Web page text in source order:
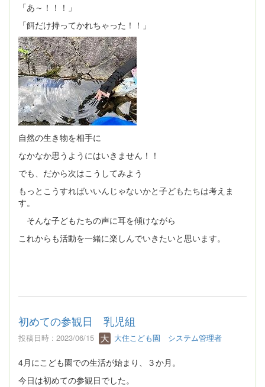
「あ～！！！」
「餌だけ持ってかれちゃった！！」
自然の生き物を相手に
なかなか思うようにはいきません！！
でも、だから次はこうしてみよう
もっとこうすればいいんじゃないかと子どもたちは考えま
す。
そんな子どもたちの声に耳を傾けながら
これからも活動を一緒に楽しんでいきたいと思います。
初めての参観日 乳児組
投稿日時 : 2023/06/15 大住こども園 システム管理者
4月にこども園での生活が始まり、３か月。
今日は初めての参観日でした。